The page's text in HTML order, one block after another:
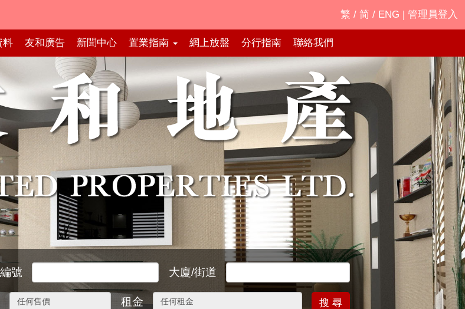
繁 / 简 / ENG | 管理員登入
料 友和廣告 新聞中心 置業指南 網上放盤 分行指南 聯絡我們
號 大廈/街道
租金 搜 尋